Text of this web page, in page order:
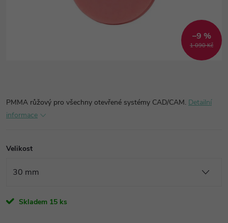
1 090 Kč
–9 %
PMMA růžový pro všechny otevřené systémy CAD/CAM. Detailní
informace
Velikost
Skladem 15 ks